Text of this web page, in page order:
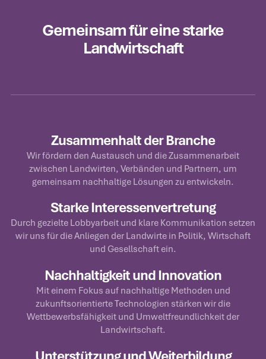
Gemeinsam für eine starke
Landwirtschaft
Zusammenhalt der Branche
Wir fördern den Austausch und die Zusammenarbeit
zwischen Landwirten, Verbänden und Partnern, um
gemeinsam nachhaltige Lösungen zu entwickeln.
Starke Interessenvertretung
Durch gezielte Lobbyarbeit und klare Kommunikation setzen
wir uns für die Anliegen der Landwirte in Politik, Wirtschaft
und Gesellschaft ein.
Nachhaltigkeit und Innovation
Mit einem Fokus auf nachhaltige Methoden und
zukunftsorientierte Technologien stärken wir die
Wettbewerbsfähigkeit und Umweltfreundlichkeit der
Landwirtschaft.